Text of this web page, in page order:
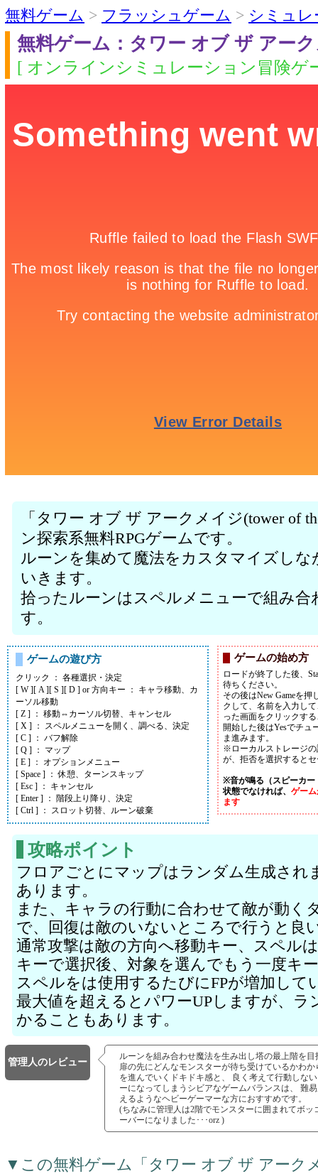
無料ゲーム > フラッシュゲーム > シミュ
無料ゲーム：タワー オブ ザ アー
[ オンラインシミュレーション冒険ゲ
「タワー オブ ザ アークメイジ(tower of
ン探索系無料RPGゲームです。
ルーンを集めて魔法をカスタマイズしな
いきます。
拾ったルーンはスペルメニューで組み合
す。
ゲームの遊び方
クリック ： 各種選択・決定
[ W ][ A ][ S ][ D ] or 方向キー ： キャラ移動、カ
ーソル移動
[ Z ] ： 移動⇔カーソル切替、キャンセル
[ X ] ： スペルメニューを開く、調べる、決定
[ C ] ： バフ解除
[ Q ] ： マップ
[ E ] ： オプションメニュー
[ Space ] ： 休憩、ターンスキップ
[ Esc ] ： キャンセル
[ Enter ] ： 階段上り降り、決定
[ Ctrl ] ： スロット切替、ルーン破棄
ゲームの始め方
ロードが終了した後、
待ちください。
その後はNew Gameを
クして、名前を入力し
った画面をクリックす
開始した後はYesでチュ
ま進みます。
※ローカルストレージ
が、拒否を選択すると
※音が鳴る（スピーカー
状態でなければ、 ゲー
ます
攻略ポイント
フロアごとにマップはランダム生成され
あります。
また、キャラの行動に合わせて敵が動く
で、回復は敵のいないところで行うと良
通常攻撃は敵の方向へ移動キー、スペル
キーで選択後、対象を選んでもう一度キ
スペルをは使用するたびにFPが増加して
最大値を超えるとパワーUPしますが、
かることもあります。
管理人のレビュー
ルーンを組み合わせ魔法を生み出し塔の最上階を目
扉の先にどんなモンスターが待ち受けているかわ
を進んでいくドキドキ感と、 良く考えて行動しな
ーになってしまうシビアなゲームバランスは、 難
えるようなヘビーゲーマーな方におすすめです。
(ちなみに管理人は2階でモンスターに囲まれてボッ
ーバーになりました･･･orz )
▼この無料ゲーム「タワー オブ ザ アーク